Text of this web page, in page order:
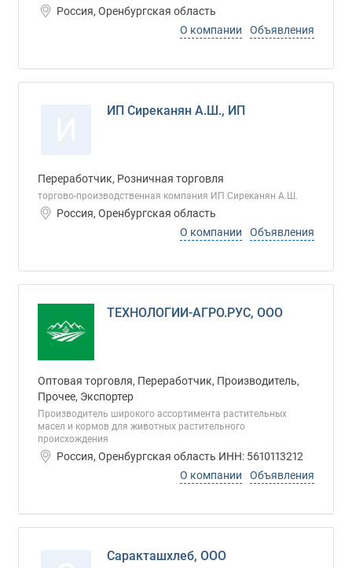
Россия, Оренбургская область
О компании
Объявления
ИП Сиреканян А.Ш., ИП
Переработчик, Розничная торговля
торгово-производственная компания ИП Сиреканян А.Ш.
Россия, Оренбургская область
О компании
Объявления
ТЕХНОЛОГИИ-АГРО.РУС, ООО
Оптовая торговля, Переработчик, Производитель,
Прочее, Экспортер
Производитель широкого ассортимента растительных
масел и кормов для животных растительного
происхождения
Россия, Оренбургская область ИНН: 5610113212
О компании
Объявления
Саракташхлеб, ООО